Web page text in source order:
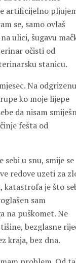
artificijelno
se, samo ovlaš
ulici, šugavu
očisti od
stanicu.
Na odgrizenu
ko moje lijepe
da nisam
fešta od
u snu, smije se
redove uzeti za
katastrofa je što
sam
na puškomet. Ne
bezglasne
kraja, bez dna.